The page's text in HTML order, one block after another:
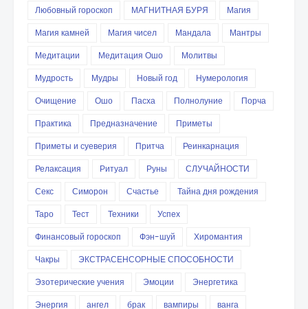
Любовный гороскоп
МАГНИТНАЯ БУРЯ
Магия
Магия камней
Магия чисел Мандала
Мантры
Медитации
Медитация Ошо
Молитвы
Мудрость
Мудры Новый год
Нумерология
Очищение
Ошо Пасха Полнолуние
Порча
Практика
Предназначение
Приметы
Приметы и суеверия
Притча
Реинкарнация
Релаксация
Ритуал Руны
СЛУЧАЙНОСТИ
Секс
Симорон Счастье
Тайна дня рождения
Таро
Тест Техники
Успех
Финансовый гороскоп
Фэн-шуй
Хиромантия
Чакры
ЭКСТРАСЕНСОРНЫЕ СПОСОБНОСТИ
Эзотерические учения
Эмоции
Энергетика
Энергия
ангел брак вампиры
ванга